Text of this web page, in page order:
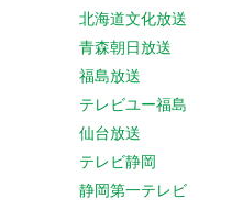
北海道文化放送
青森朝日放送
福島放送
テレビユー福島
仙台放送
テレビ静岡
静岡第一テレビ